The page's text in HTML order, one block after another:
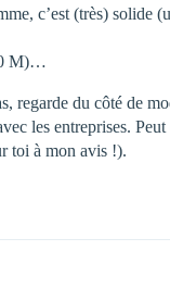
c’est (très) solide
M)…
regarde du côté de
les entreprises. Peut
toi à mon avis !).